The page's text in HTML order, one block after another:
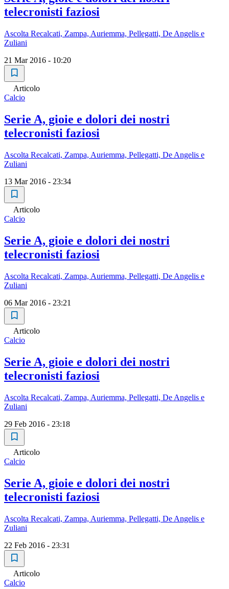
telecronisti faziosi
Ascolta Recalcati, Zampa, Auriemma, Pellegatti, De Angelis e
Zuliani
21 Mar 2016 - 10:20
Articolo
Calcio
Serie A, gioie e dolori dei nostri
telecronisti faziosi
Ascolta Recalcati, Zampa, Auriemma, Pellegatti, De Angelis e
Zuliani
13 Mar 2016 - 23:34
Articolo
Calcio
Serie A, gioie e dolori dei nostri
telecronisti faziosi
Ascolta Recalcati, Zampa, Auriemma, Pellegatti, De Angelis e
Zuliani
06 Mar 2016 - 23:21
Articolo
Calcio
Serie A, gioie e dolori dei nostri
telecronisti faziosi
Ascolta Recalcati, Zampa, Auriemma, Pellegatti, De Angelis e
Zuliani
29 Feb 2016 - 23:18
Articolo
Calcio
Serie A, gioie e dolori dei nostri
telecronisti faziosi
Ascolta Recalcati, Zampa, Auriemma, Pellegatti, De Angelis e
Zuliani
22 Feb 2016 - 23:31
Articolo
Calcio